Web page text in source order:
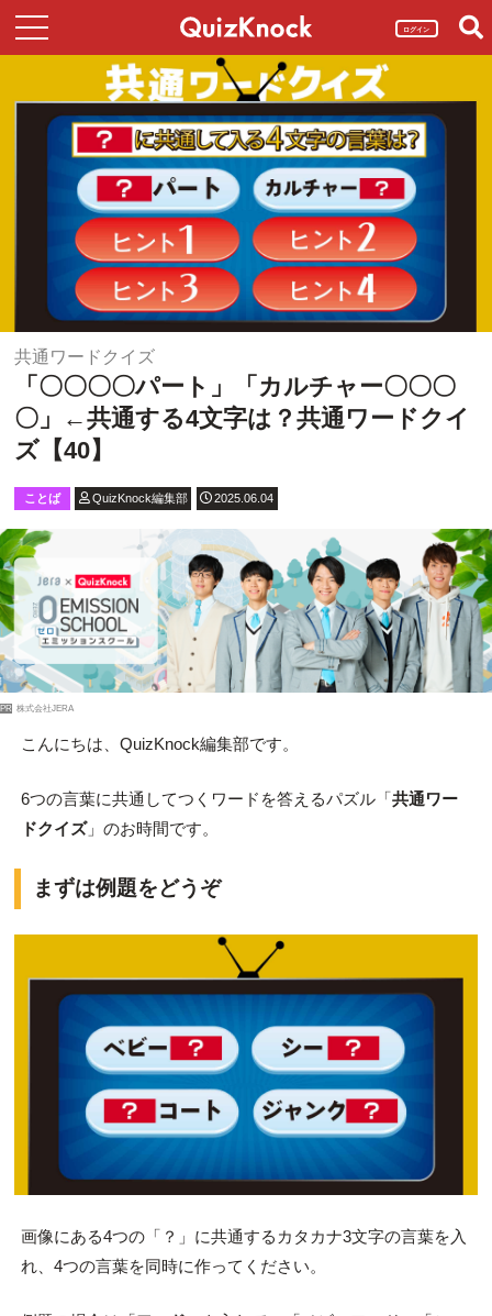
ログイン
共通ワードクイズ
「〇〇〇〇パート」「カルチャー〇〇〇
〇」←共通する4文字は？共通ワードクイ
ズ【40】
ことば QuizKnock編集部 2025.06.04
PR 株式会社JERA
こんにちは、QuizKnock編集部です。
6つの言葉に共通してつくワードを答えるパズル「共通ワー
ドクイズ」のお時間です。
まずは例題をどうぞ
画像にある4つの「？」に共通するカタカナ3文字の言葉を入
れ、4つの言葉を同時に作ってください。